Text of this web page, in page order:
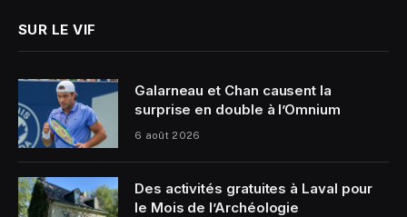
SUR LE VIF
Galarneau et Chan causent la
surprise en double à l’Omnium
6 août 2026
Des activités gratuites à Laval pour
le Mois de l’Archéologie